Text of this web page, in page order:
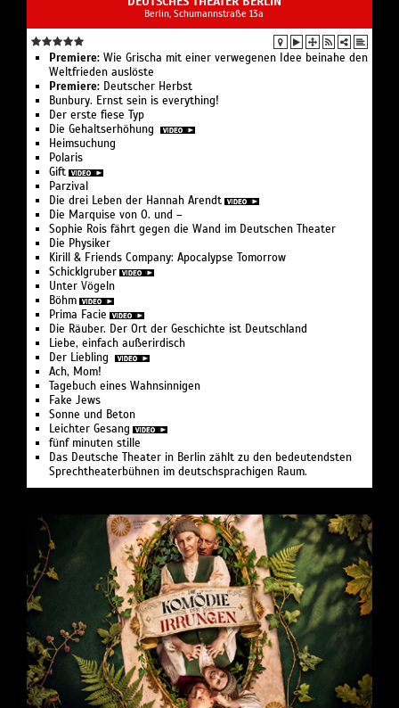
Berlin, Schumannstraße 13a
Premiere: Wie Grischa mit einer verwegenen Idee beinahe den
Weltfrieden auslöste
Premiere: Deutscher Herbst
Bunbury. Ernst sein is everything!
Der erste fiese Typ
Die Gehaltserhöhung
Heimsuchung
Polaris
Gift
Parzival
Die drei Leben der Hannah Arendt
Die Marquise von O. und –
Sophie Rois fährt gegen die Wand im Deutschen Theater
Die Physiker
Kirill & Friends Company: Apocalypse Tomorrow
Schicklgruber
Unter Vögeln
Böhm
Prima Facie
Die Räuber. Der Ort der Geschichte ist Deutschland
Liebe, einfach außerirdisch
Der Liebling
Ach, Mom!
Tagebuch eines Wahnsinnigen
Fake Jews
Sonne und Beton
Leichter Gesang
fünf minuten stille
Das Deutsche Theater in Berlin zählt zu den bedeutendsten
Sprechtheaterbühnen im deutschsprachigen Raum.